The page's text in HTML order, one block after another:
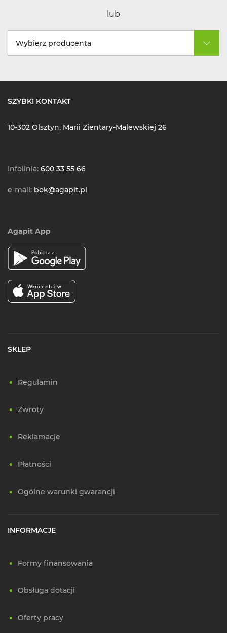
lub
Wybierz producenta
SZYBKI KONTAKT
10-302 Olsztyn, Marii Zientary-Malewskiej 26
Infolinia: 600 33 55 66
e-mail: bok@agapit.pl
Agapit App
SKLEP
Regulamin
Zwroty
Reklamacje
Płatności
Ogólne warunki gwarancji
INFORMACJE
Formy finansowania
Obsługa dotacji
Oferty pracy